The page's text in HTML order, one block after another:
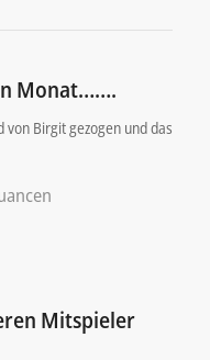
Monat…….
Birgit gezogen und das
Mitspieler